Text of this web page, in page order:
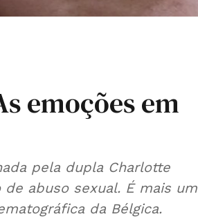
emoções em
pela dupla Charlotte
abuso sexual. É mais um
da Bélgica.